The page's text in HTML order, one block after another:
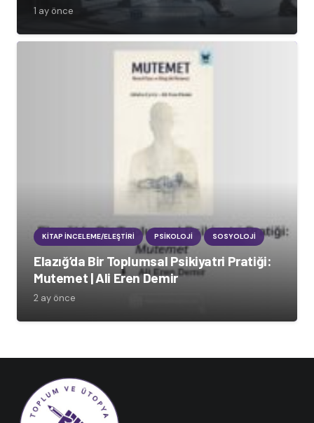
1 ay önce
KITAP İNCELEME/ELEŞTIRI PSIKOLOJI SOSYOLOJI
Elazığ’da Bir Toplumsal Psikiyatri Pratiği:
Mutemet | Ali Eren Demir
2 ay önce